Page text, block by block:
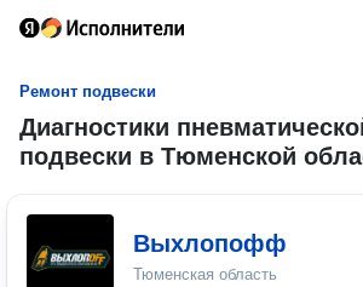
Ремонт подвески
Диагностики
подвески в Тюменской
Выхлопофф
Тюменская область